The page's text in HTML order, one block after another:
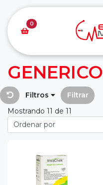
0
GENERICO
Filtros
Filtrar
Mostrando 11 de 11